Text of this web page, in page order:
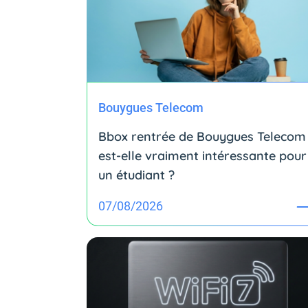
Bouygues Telecom
Bbox rentrée de Bouygues Telecom
est-elle vraiment intéressante pour
un étudiant ?
07/08/2026